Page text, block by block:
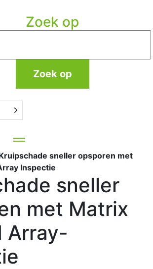
Zoek op
Zoek op
sneller opsporen met
Inspectie
sneller
met Matrix
Array-